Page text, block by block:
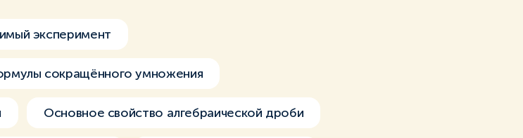
эксперимент
сокращённого умножения
Основное свойство алгебраической дроби